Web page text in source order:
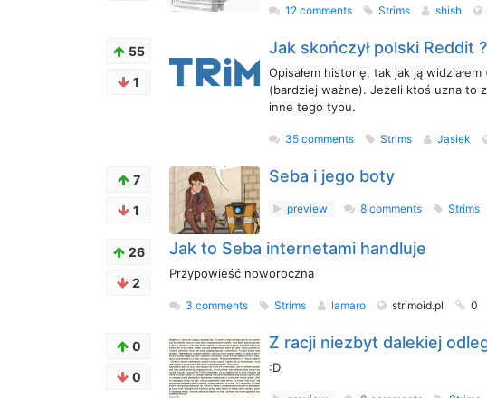
12 comments Strims shish
55
1
Jak skończył polski Reddit
Opisałem historię, tak jak ją
(bardziej ważne). Jeżeli ktoś uzna to
inne tego typu.
35 comments Strims Jasiek
7
1
Seba i jego boty
preview 8 comments Strims
26
2
Jak to Seba internetami handluje
Przypowieść noworoczna
3 comments Strims lamaro strimoid.pl 0
0
0
Z racji niezbyt dalekiej
:D